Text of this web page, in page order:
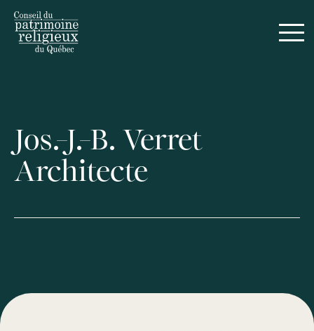
Jos.-J.-B. Verret
Architecte